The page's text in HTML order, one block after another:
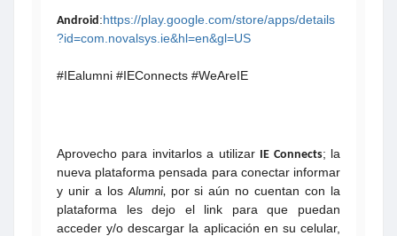
Android:https://play.google.com/store/apps/details
?id=com.novalsys.ie&hl=en&gl=US
#IEalumni #IEConnects #WeAreIE
Aprovecho para invitarlos a utilizar IE Connects; la
nueva plataforma pensada para conectar informar
y unir a los Alumni, por si aún no cuentan con la
plataforma
les dejo el link para que puedan
acceder y/o descargar la aplicación en su celular,